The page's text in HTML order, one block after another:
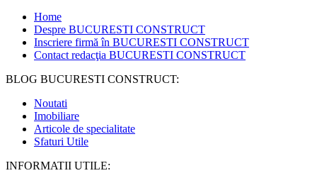
Home
Despre BUCURESTI CONSTRUCT
Inscriere firmă în BUCURESTI CONSTRUCT
Contact redacţia BUCURESTI CONSTRUCT
BLOG BUCURESTI CONSTRUCT:
Noutati
Imobiliare
Articole de specialitate
Sfaturi Utile
INFORMATII UTILE: